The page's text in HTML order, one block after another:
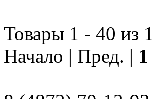
Товары 1 - 40 из
Начало | Пред. | 1